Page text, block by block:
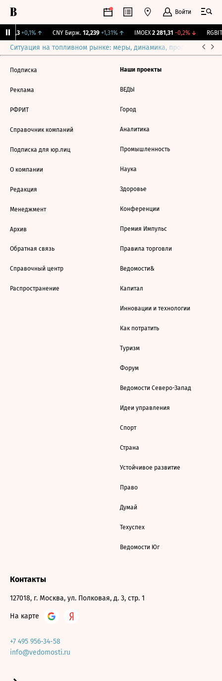
Войти
115,3 +0,1%↑ CNY Бирж. 12,239 +1,31%↑ IMOEX 2 281,31 -0,2%↓
Ситуация на топливном рынке: меры, динамика, прогнозы
Подписка
Реклама
РФРИТ
Справочник компаний
Подписка для юр.лиц
О компании
Редакция
Менеджмент
Архив
Обратная связь
Справочный центр
Распространение
Наши проекты
ВЕДЫ
Город
Аналитика
Промышленность
Наука
Здоровье
Конференции
Премия Импульс
Правила торговли
Ведомости&
Капитал
Инновации и технологии
Как потратить
Туризм
Форум
Ведомости Северо-Запад
Идеи управления
Спорт
Страна
Устойчивое развитие
Право
Думай
Техуспех
Ведомости Юг
Контакты
127018, г. Москва, ул. Полковая, д. 3, стр. 1
На карте
+7 495 956-34-58
info@vedomosti.ru